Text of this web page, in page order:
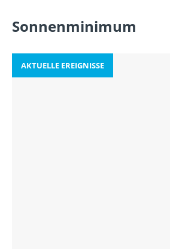
Sonnenminimum
AKTUELLE EREIGNISSE